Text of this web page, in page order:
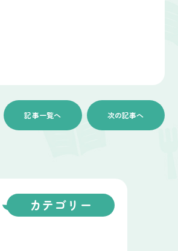
記事一覧へ 次の記事へ
カテゴリー